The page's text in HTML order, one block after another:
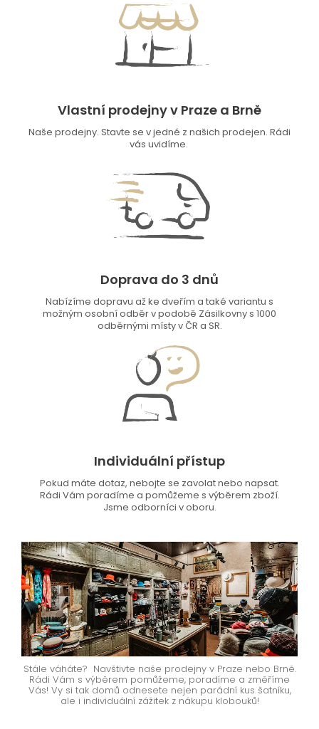
Vlastní prodejny v Praze a Brně
Naše prodejny. Stavte se v jedné z našich prodejen. Rádi
vás uvidíme.
Doprava do 3 dnů
Nabízíme dopravu až ke dveřím a také variantu s
možným osobní odběr v podobě Zásilkovny s 1000
odběrnými místy v ČR a SR.
Individuální přístup
Pokud máte dotaz, nebojte se zavolat nebo napsat.
Rádi Vám poradíme a pomůžeme s výběrem zboží.
Jsme odborníci v oboru.
Stále váháte? Navštivte naše prodejny v Praze nebo Brně.
Rádi Vám s výběrem pomůžeme, poradíme a změříme
Vás! Vy si tak domů odnesete nejen parádní kus šatníku,
ale i individuální zážitek z nákupu klobouků!